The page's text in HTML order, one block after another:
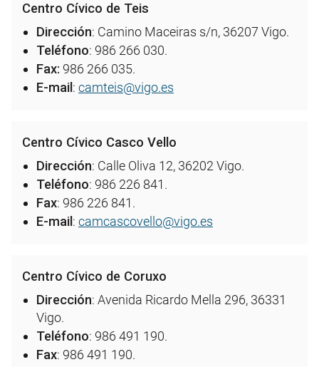
Centro Cívico de Teis
Dirección: Camino Maceiras s/n, 36207 Vigo.
Teléfono: 986 266 030.
Fax: 986 266 035.
E-mail : camteis@vigo.es
Centro Cívico Casco Vello
Dirección: Calle Oliva 12, 36202 Vigo.
Teléfono: 986 226 841.
Fax: 986 226 841.
E-mail : camcascovello@vigo.es
Centro Cívico de Coruxo
Dirección: Avenida Ricardo Mella 296, 36331
Vigo.
Teléfono: 986 491 190.
Fax: 986 491 190.